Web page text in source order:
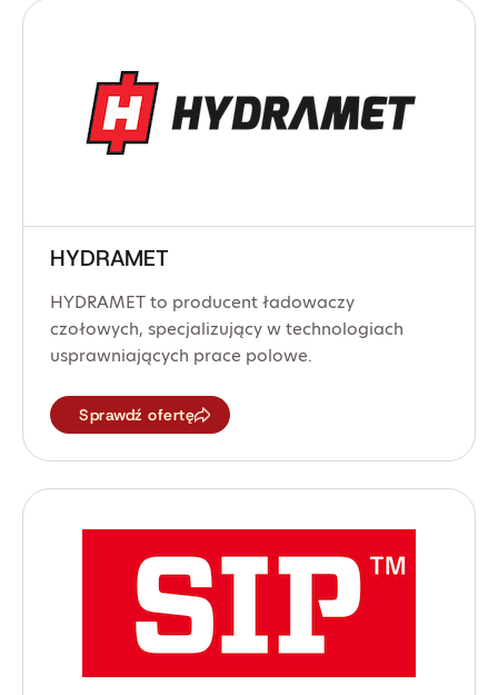
HYDRAMET
HYDRAMET to producent ładowaczy
czołowych, specjalizujący w technologiach
usprawniających prace polowe.
Sprawdź ofertę